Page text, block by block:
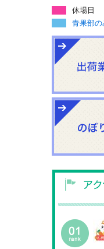
休場日
青果部の